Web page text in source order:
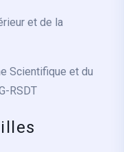
et de la
Scientifique et du
RSDT